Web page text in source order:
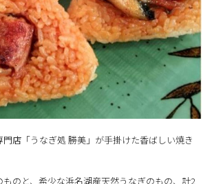
店「うなぎ処 勝美」が手掛けた香ばしい焼き
のと、希少な浜名湖産天然うなぎのもの、計2